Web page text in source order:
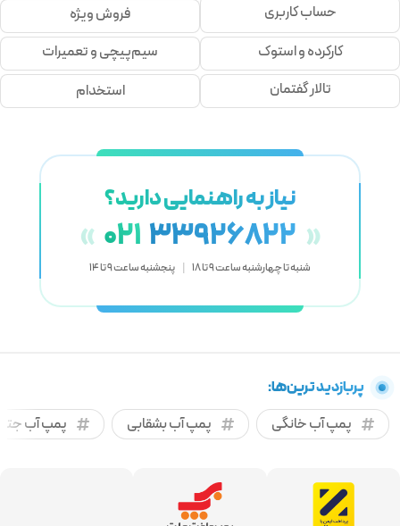
حساب کاربری
فروش ویژه
کارکرده و استوک
سیم‌پیچی و تعمیرات
تالار گفتمان
استخدام
نیاز به راهنمایی دارید؟
« 021 33926822 »
شنبه تا چهارشنبه ساعت 9 تا 18 | پنجشنبه ساعت 9 تا 14
پربازدید ترین‌ها:
پمپ آب خانگی
پمپ آب بشقابی پمپ آب